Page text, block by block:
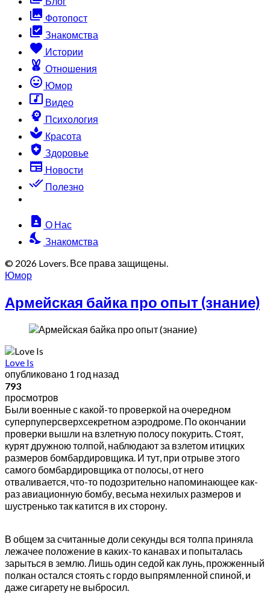
collections Фотопост
library_add_check Знакомства
favorite Истории
cruelty_free Отношения
sentiment_very_satisfied Юмор
music_video Видео
psychology Психология
spa Красота
health_and_safety Здоровье
newspaper Новости
done_all Полезно
contact_page О Нас
nights_stay Знакомства
© 2026 Lovers. Все права защищены.
Юмор
Армейская байка про опыт (знание)
Love Is
опубликовано 1 год назад
793
просмотров
Были военные с какой-то проверкой на очередном
суперпуперсверхсекретном аэродроме. По окончании
проверки вышли на взлетную полосу покурить. Стоят,
курят дружною толпой, наблюдают за взлетом итицких
размеров бомбардировщика. И тут, при отрыве этого
самого бомбардировщика от полосы, от него
отваливается, что-то подозрительно напоминающее как-
раз авиационную бомбу, весьма нехилых размеров и
шустренько так катится в их сторону.
В общем за считанные доли секунды вся толпа приняла
лежачее положение в каких-то канавах и попыталась
зарыться в землю. Лишь один седой как лунь, прожженный
полкан остался стоять с гордо выпрямленной спиной, и
даже сигарету не выбросил.